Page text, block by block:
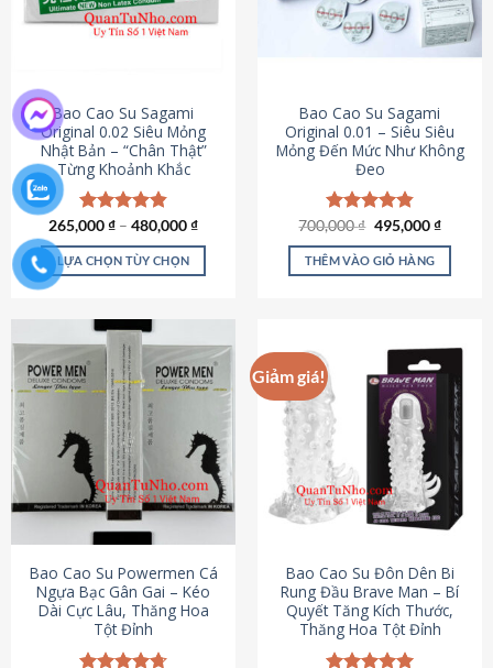
phẩm
Bao Cao Su Sagami
Original 0.02 Siêu Mỏng
Nhật Bản – “Chân Thật”
Từng Khoảnh Khắc
Được xếp
hạng4.87
5 sao
265,000₫ – 480,000₫
LỰA CHỌN TÙY CHỌN
này
có
nhiều
biến
thể.
Các
tùy
chọn
có
chọn
trên
trang
sản
Bao Cao Su Sagami
Original 0.01 – Siêu Siêu
Mỏng Đến Mức Như Không
Đeo
Được xếp
hạng4.83
5 sao
700,000₫ Giá
là:
700,000 ₫.
495,000₫Giá
tại
THÊM VÀO GIỎ HÀNG
Bao Cao Su Powermen Cá
Ngựa Bạc Gân Gai – Kéo
Dài Cực Lâu, Thăng Hoa
Tột Đỉnh
Giảm giá!
Bao Cao Su Đôn Dên Bi
Rung Đầu Brave Man – Bí
Quyết Tăng Kích Thước,
Thăng Hoa Tột Đỉnh